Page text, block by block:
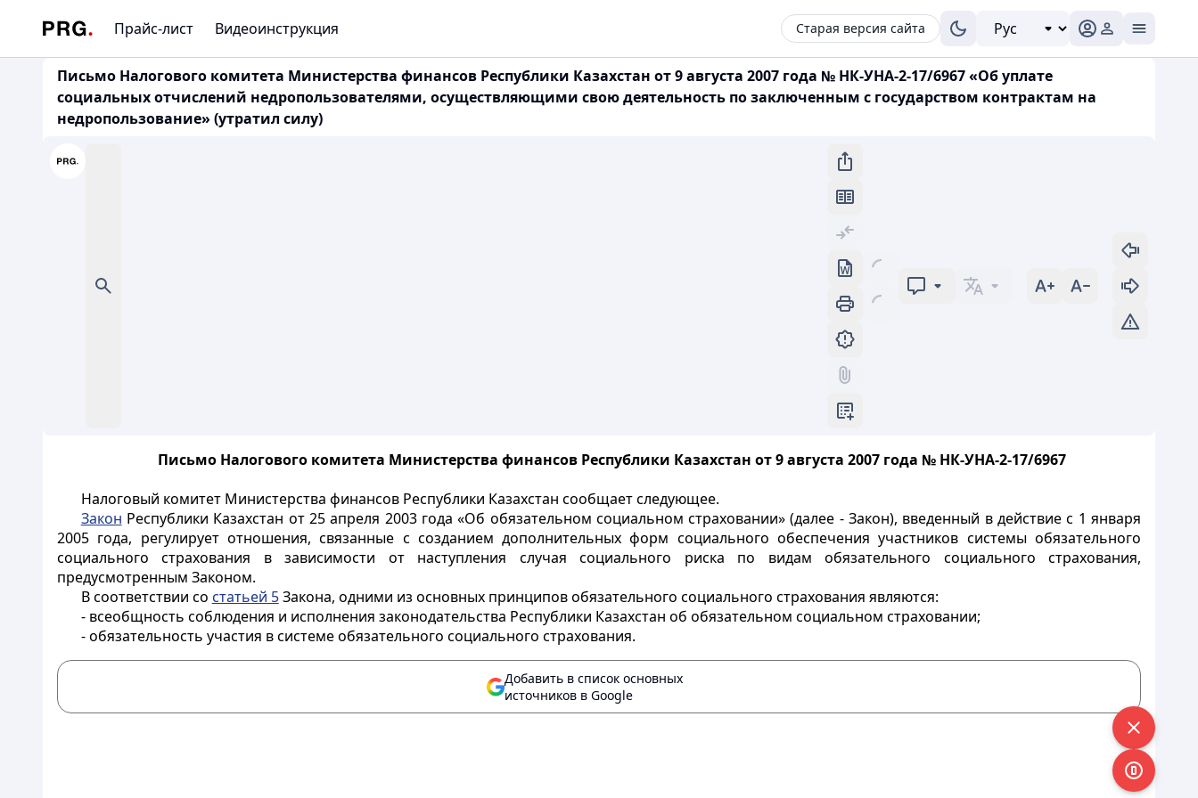
Прайс-лист Видеоинструкция Старая версия сайта
Письмо Налогового комитета Министерства финансов Республики Казахстан от 9 августа 2007 года № НК-УНА-2-17/6967 «Об уплате
социальных отчислений недропользователями, осуществляющими свою деятельность по заключенным с государством контрактам на
недропользование» (утратил силу)
Письмо Налогового комитета Министерства финансов Республики Казахстан от 9 августа 2007 года № НК-УНА-2-17/6967
Налоговый комитет Министерства финансов Республики Казахстан сообщает следующее.
Закон Республики Казахстан от 25 апреля 2003 года «Об обязательном социальном страховании» (далее - Закон), введенный в действие с 1 января
2005 года, регулирует отношения, связанные с созданием дополнительных форм социального обеспечения участников системы обязательного
социального страхования в зависимости от наступления случая социального риска по видам обязательного социального страхования,
предусмотренным Законом.
В соответствии со статьей 5Закона, одними из основных принципов обязательного социального страхования являются:
- всеобщность соблюдения и исполнения законодательства Республики Казахстан об обязательном социальном страховании;
- обязательность участия в системе обязательного социального страхования.
Добавить в список основных
источников в Google